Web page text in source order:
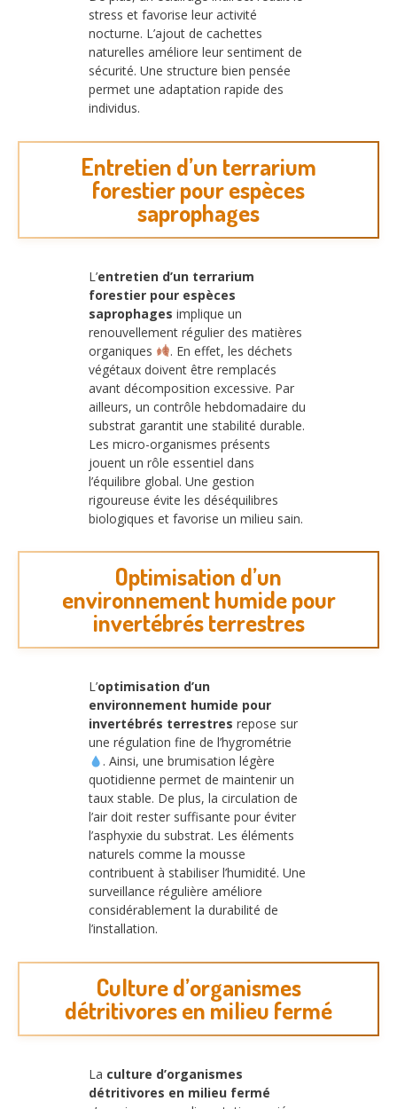
stress et favorise leur activité
nocturne. L’ajout de cachettes
naturelles améliore leur sentiment de
sécurité. Une structure bien pensée
permet une adaptation rapide des
individus.
Entretien d’un terrarium
forestier pour espèces
saprophages
L’entretien d’un terrarium
forestier pour espèces
saprophages implique un
renouvellement régulier des matières
organiques
. En effet, les déchets
végétaux doivent être remplacés
avant décomposition excessive. Par
ailleurs, un contrôle hebdomadaire du
substrat garantit une stabilité durable.
Les micro-organismes présents
jouent un rôle essentiel dans
l’équilibre global. Une gestion
rigoureuse évite les déséquilibres
biologiques et favorise un milieu sain.
Optimisation d’un
environnement humide pour
invertébrés terrestres
L’optimisation d’un
environnement humide pour
invertébrés terrestres repose sur
une régulation fine de l’hygrométrie
. Ainsi, une brumisation légère
quotidienne permet de maintenir un
taux stable. De plus, la circulation de
l’air doit rester suffisante pour éviter
l’asphyxie du substrat. Les éléments
naturels comme la mousse
contribuent à stabiliser l’humidité. Une
surveillance régulière améliore
considérablement la durabilité de
l’installation.
Culture d’organismes
détritivores en milieu fermé
La culture d’organismes
détritivores en milieu fermé